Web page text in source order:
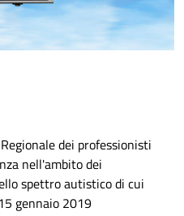
dei professionisti
nell'ambito dei
spettro autistico di cui
gennaio 2019